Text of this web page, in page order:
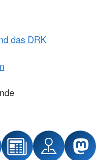
das DRK